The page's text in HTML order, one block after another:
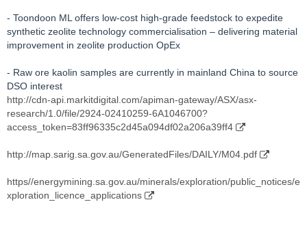
- Toondoon ML offers low-cost high-grade feedstock to expedite
synthetic zeolite technology commercialisation – delivering material
improvement in zeolite production OpEx
- Raw ore kaolin samples are currently in mainland China to source
DSO interest
http://cdn-api.markitdigital.com/apiman-gateway/ASX/asx-
research/1.0/file/2924-02410259-6A1046700?
access_token=83ff96335c2d45a094df02a206a39ff4
http://map.sarig.sa.gov.au/GeneratedFiles/DAILY/M04.pdf
https//energymining.sa.gov.au/minerals/exploration/public_notices/e
xploration_licence_applications